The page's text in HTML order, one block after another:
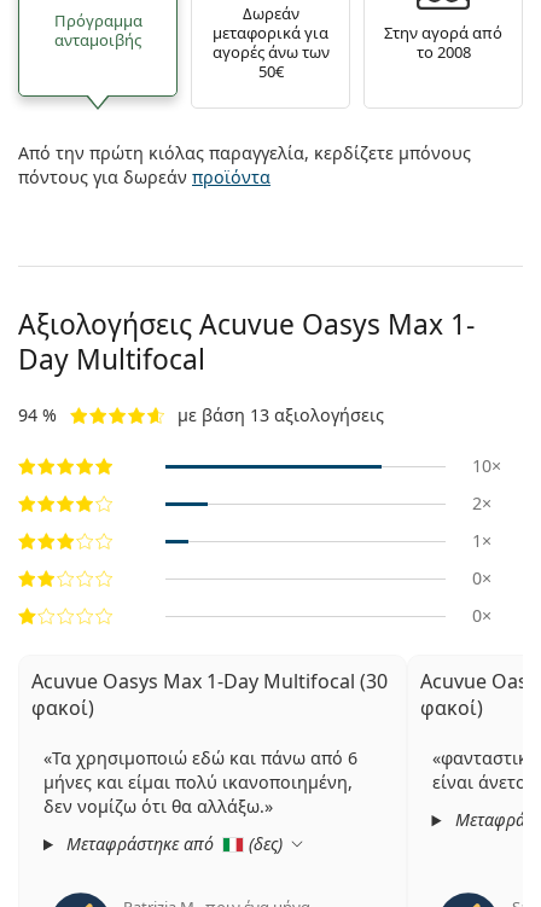
Πρόγραμμα
ανταμοιβής
Δωρεάν
μεταφορικά για
αγορές άνω των
50€
Στην αγορά από
το 2008
Από την πρώτη κιόλας παραγγελία, κερδίζετε μπόνους
πόντους για δωρεάν προϊόντα
Αξιολογήσεις Acuvue Oasys Max 1-
Day Multifocal
94 % με βάση 13 αξιολογήσεις
10×
2×
1×
0×
0×
Acuvue Oasys Max 1-Day Multifocal (30
φακοί)
Τα χρησιμοποιώ εδώ και πάνω από 6
μήνες και είμαι πολύ ικανοποιημένη,
δεν νομίζω ότι θα αλλάξω.
Μεταφράστηκε από
(δες)
Acuvue
φακοί)
είναι